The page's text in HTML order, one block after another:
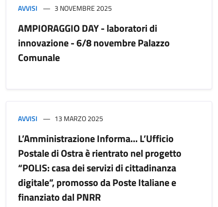
AVVISI 3 NOVEMBRE 2025
AMPIORAGGIO DAY - laboratori di
innovazione - 6/8 novembre Palazzo
Comunale
AVVISI 13 MARZO 2025
L’Amministrazione Informa... L’Ufficio
Postale di Ostra è rientrato nel progetto
“POLIS: casa dei servizi di cittadinanza
digitale”, promosso da Poste Italiane e
finanziato dal PNRR